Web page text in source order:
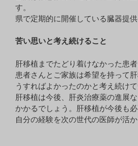
す。
県で定期的に開催している臓器提
苦い思いと考え続けること
肝移植までたどり着けなかった患
患者さんとご家族は希望を持って
うすればよかったのかと考え続けて
肝移植は今後、肝炎治療薬の進展
かかるでしょう。肝移植が今後も
自分の経験を次の世代の医師が活